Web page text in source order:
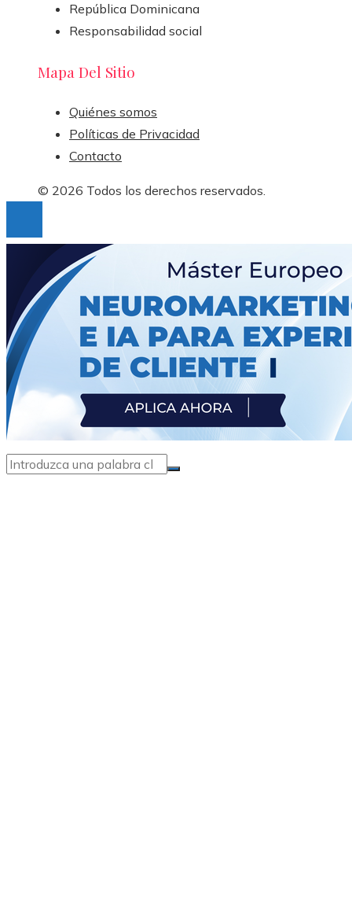
República Dominicana
Responsabilidad social
Mapa Del Sitio
Quiénes somos
Políticas de Privacidad
Contacto
© 2026 Todos los derechos reservados.